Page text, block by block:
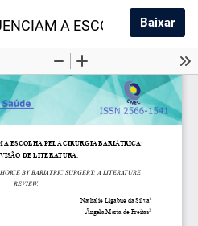
Artigo A ESCOLHA PELA
Baixar